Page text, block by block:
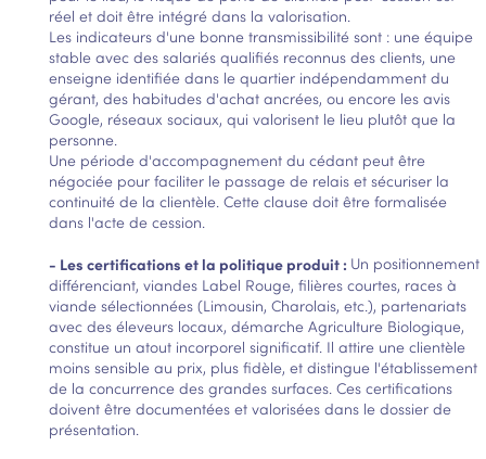
réel et doit être intégré dans la valorisation.
Les indicateurs d'une bonne transmissibilité sont : une équipe
stable avec des salariés qualifiés reconnus des clients, une
enseigne identifiée dans le quartier indépendamment du
gérant, des habitudes d'achat ancrées, ou encore les avis
Google, réseaux sociaux, qui valorisent le lieu plutôt que la
personne.
Une période d'accompagnement du cédant peut être
négociée pour faciliter le passage de relais et sécuriser la
continuité de la clientèle. Cette clause doit être formalisée
dans l'acte de cession.
- Les certifications et la politique produit : Un positionnement
différenciant, viandes Label Rouge, filières courtes, races à
viande sélectionnées (Limousin, Charolais, etc.), partenariats
avec des éleveurs locaux, démarche Agriculture Biologique,
constitue un atout incorporel significatif. Il attire une clientèle
moins sensible au prix, plus fidèle, et distingue l'établissement
de la concurrence des grandes surfaces. Ces certifications
doivent être documentées et valorisées dans le dossier de
présentation.